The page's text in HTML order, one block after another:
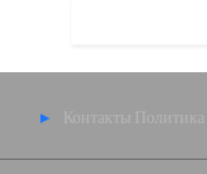
Контакты Политика